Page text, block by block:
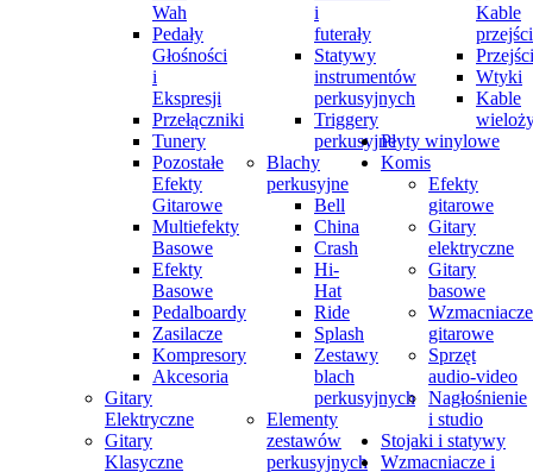
Wah
Pedały
Głośności
i
Ekspresji
Przełączniki
Tunery
Pozostałe
Efekty
Gitarowe
Multiefekty
Basowe
Efekty
Basowe
Pedalboardy
Zasilacze
Kompresory
Akcesoria
Gitary
Elektryczne
Gitary
Klasyczne
i
futerały
Statywy
instrumentów
perkusyjnych
Triggery
perkusyjne
Blachy
perkusyjne
Bell
China
Crash
Hi-
Hat
Ride
Splash
Zestawy
blach
perkusyjnych
Elementy
zestawów
perkusyjnych
Kable
Wtyki
Kable
Płyty winylowe
Komis
Efekty
gitarowe
Gitary
elektryczne
Gitary
basowe
Wzmacniacze
gitarowe
Sprzęt
audio-video
Nagłośnienie
i studio
Stojaki i statywy
Wzmacniacze i